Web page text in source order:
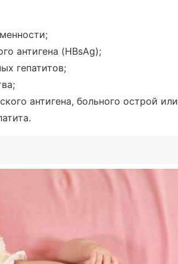
антигена (HBsAg);
гепатитов;
антигена, больного острой или